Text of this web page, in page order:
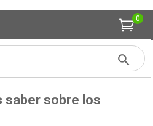
0
saber sobre los poppers
saber sobre los